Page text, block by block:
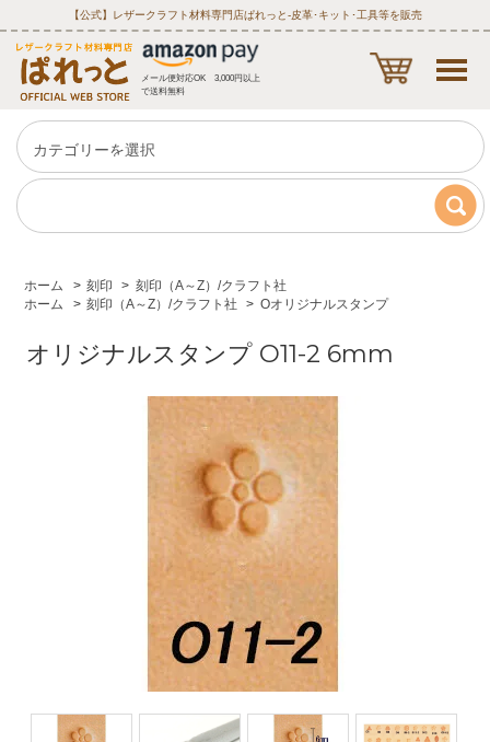
【公式】レザークラフト材料専門店ぱれっと‐皮革･キット･工具等を販売
メール便対応OK 3,000円以上
で送料無料
ホーム > 刻印 > 刻印（A～Z）/クラフト社
ホーム
> 刻印（A～Z）/クラフト社 > Oオリジナルスタンプ
オリジナルスタンプ O11-2 6mm